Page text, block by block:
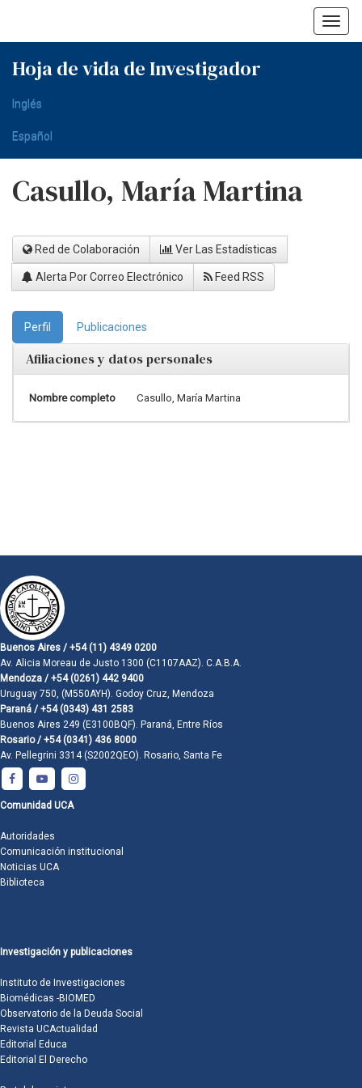
Hoja de vida de Investigador
Inglés
Español
Casullo, María Martina
Red de Colaboración Ver Las Estadísticas
Alerta Por Correo Electrónico Feed RSS
Perfil Publicaciones
Afiliaciones y datos personales
Nombre completo Casullo, María Martina
Buenos Aires / +54 (11) 4349 0200
Av. Alicia Moreau de Justo 1300 (C1107AAZ). C.A.B.A.
Mendoza / +54 (0261) 442 9400
Uruguay 750, (M550AYH). Godoy Cruz, Mendoza
Paraná / +54 (0343) 431 2583
Buenos Aires 249 (E3100BQF). Paraná, Entre Ríos
Rosario / +54 (0341) 436 8000
Av. Pellegrini 3314 (S2002QEO). Rosario, Santa Fe
Comunidad UCA
Autoridades
Comunicación institucional
Noticias UCA
Biblioteca
Investigación y publicaciones
Instituto de Investigaciones
Biomédicas -BIOMED
Observatorio de la Deuda Social
Revista UCActualidad
Editorial Educa
Editorial El Derecho